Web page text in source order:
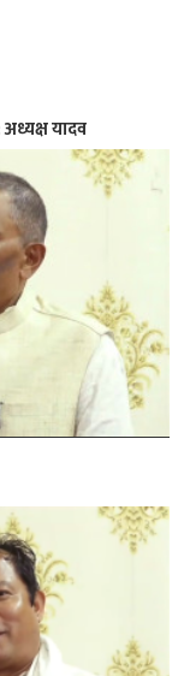
यादव